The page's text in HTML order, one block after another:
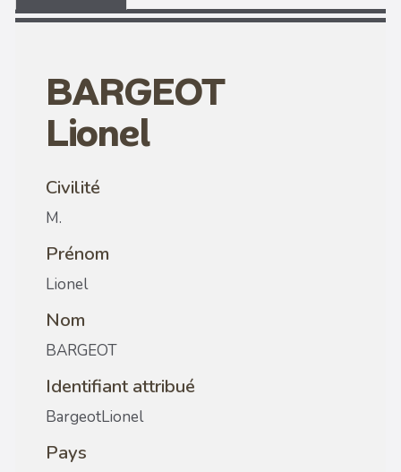
BARGEOT
Lionel
Civilité
M.
Prénom
Lionel
Nom
BARGEOT
Identifiant attribué
BargeotLionel
Pays